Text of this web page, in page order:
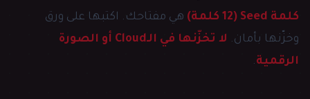
كلمة Seed (12 كلمة)
هي مفتاحك. اكتبها على ورق
وخزّنها بأمان.
لا تخزّنها في الـCloud أو الصورة
الرقمية.